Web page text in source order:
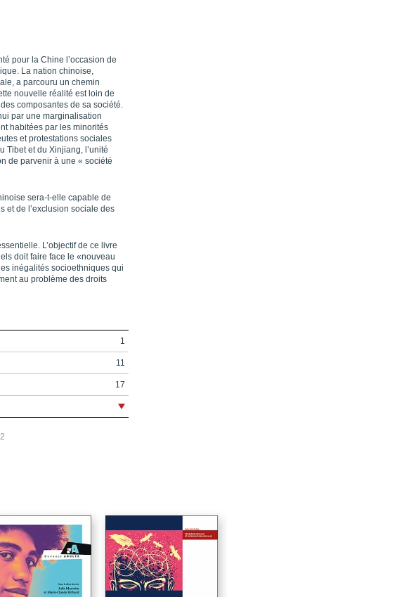
pour la Chine l’occasion de
La nation chinoise,
a parcouru un chemin
nouvelle réalité est loin de
composantes de sa société.
par une marginalisation
habitées par les minorités
et protestations sociales
Tibet et du Xinjiang, l’unité
de parvenir à une « société
sera-t-elle capable de
et de l’exclusion sociale des
L’objectif de ce livre
doit faire face le «nouveau
inégalités socioethniques qui
au problème des droits
1
11
17
25
et leur impact
85
de santé 97
111